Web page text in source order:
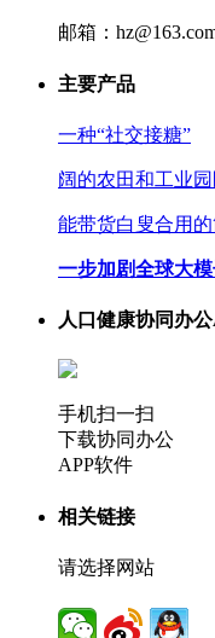
邮箱：
主要产品
一种“社交接糖”
阔的农田和工业园
能带货白叟合用
一步加剧全球大
人口健康协同办
手机扫一扫
下载协同办公
APP软件
相关链接
请选择网站